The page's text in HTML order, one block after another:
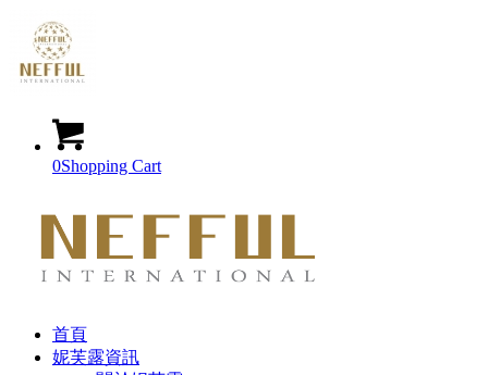
0Shopping Cart
首頁
妮芙露資訊